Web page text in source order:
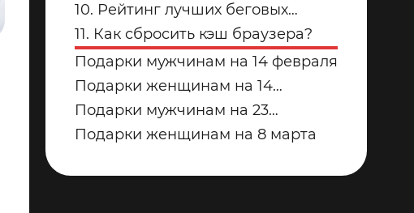
Yamaguchi
для ног Yamaguchi: какую модель
купить для дома в 2026 году?
10. Рейтинг лучших беговых
дорожек для дома от Yamaguchi:
какую модель выбрать?
11. Как сбросить кэш браузера?
Подарки мужчинам на 14 февраля
Подарки женщинам на 14
февраля
Подарки мужчинам на 23
февраля
Подарки женщинам на 8 марта